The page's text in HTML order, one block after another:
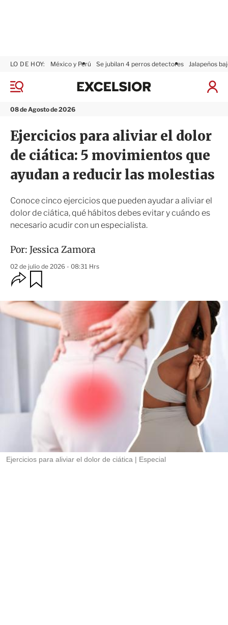
M
n
08 de Agosto de 2026
LO DE HOY: México y Perú Se jubilan 4 perros detectores Jalapeños
I
s
x
i
r
Ejercicios para aliviar el dolor
de ciática: 5 movimientos que
ayudan a reducir las molestias
Conoce cinco ejercicios que pueden ayudar a aliviar el
dolor de ciática, qué hábitos debes evitar y cuándo es
necesario acudir con un especialista.
Por: Jessica Zamora
02 de julio de 2026 - 08:31 Hrs
O
p
i
n
a
r
d
a
r
Ejercicios para aliviar el dolor de ciática Especial